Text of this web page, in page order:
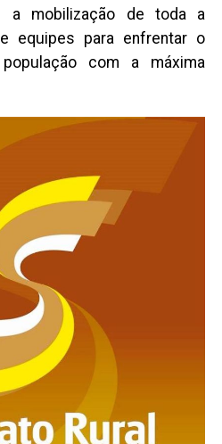
a mobilização de toda a
equipes para enfrentar o
com a máxima